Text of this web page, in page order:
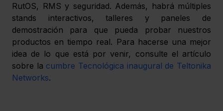
RutOS, RMS y seguridad. Además, habrá múltiples
stands interactivos, talleres y paneles de
demostración para que pueda probar nuestros
productos en tiempo real. Para hacerse una mejor
idea de lo que está por venir, consulte el artículo
sobre la cumbre Tecnológica inaugural de Teltonika
Networks.